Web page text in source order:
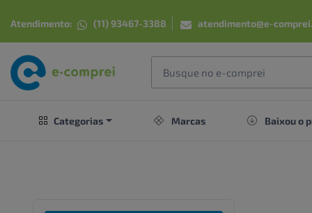
Atendimento: (11) 93467-3388 atendimento@e-
Categorias Marcas Baixou o